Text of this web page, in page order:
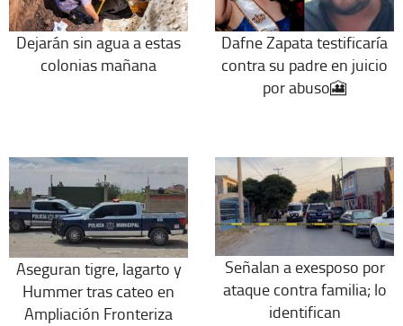
Dejarán sin agua a estas
colonias mañana
Dafne Zapata testificaría
contra su padre en juicio
por abuso🎦
Aseguran tigre, lagarto y
Hummer tras cateo en
Ampliación Fronteriza
Señalan a exesposo por
ataque contra familia; lo
identifican